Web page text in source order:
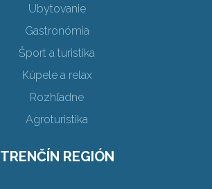
Ubytovanie
Gastronómia
Šport a turistika
Kúpele a relax
Rozhľadne
Agroturistika
TRENČÍN REGIÓN